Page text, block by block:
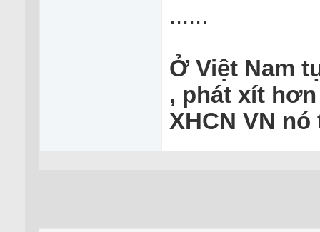
......
Ở Việt Nam
, phát xít
XHCN VN